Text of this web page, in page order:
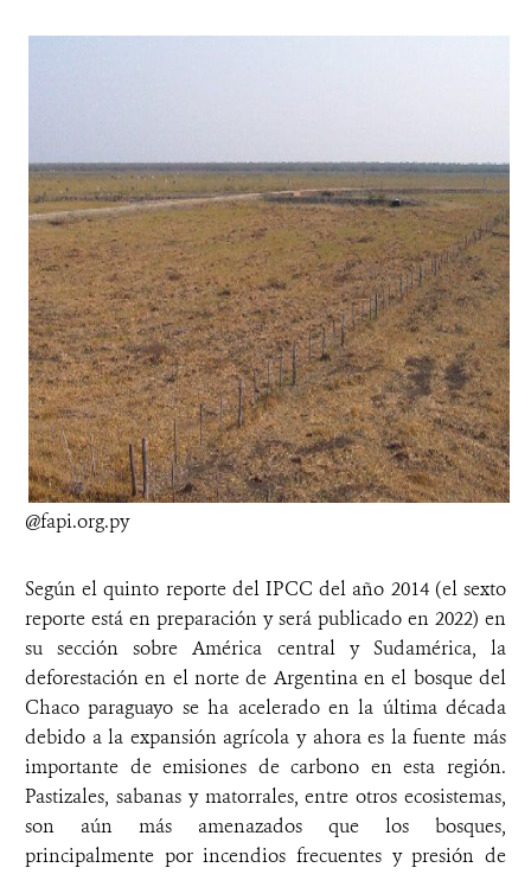
@fapi.org.py
Según el quinto reporte del IPCC del año 2014 (el sexto
reporte está en preparación y será publicado en 2022) en
su sección sobre América central y Sudamérica, la
deforestación en el norte de Argentina en el bosque del
Chaco paraguayo se ha acelerado en la última década
debido a la expansión agrícola y ahora es la fuente más
importante de emisiones de carbono en esta región.
Pastizales, sabanas y matorrales, entre otros ecosistemas,
son aún más amenazados que los bosques,
principalmente por incendios frecuentes y presión de